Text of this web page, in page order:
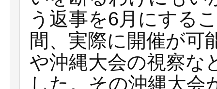
う返事を6月にする
間、実際に開催が可
や沖縄大会の視察な
した。その沖縄大会